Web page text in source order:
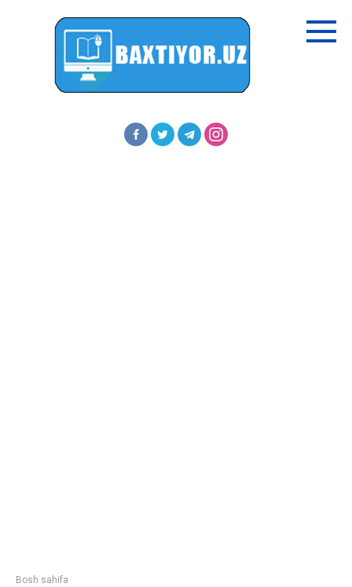
Bosh sahifa